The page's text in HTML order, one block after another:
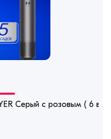
Серый с розовым ( 6 в 1)